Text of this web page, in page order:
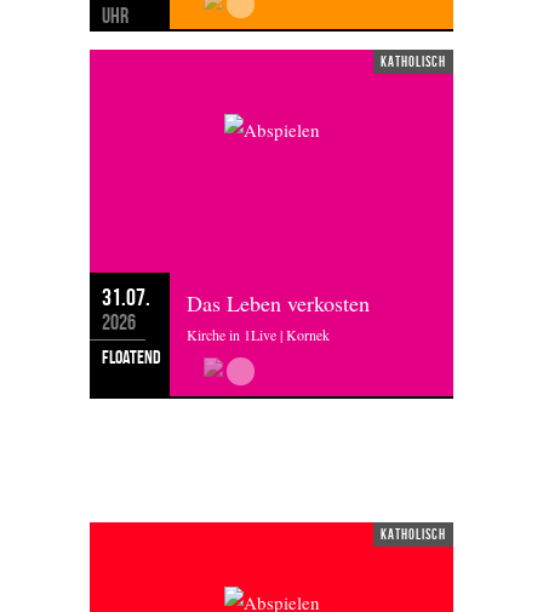
Uhr
katholisch
31.07.
2026
floatend
Das Leben verkosten
Kirche in 1Live | Kornek
katholisch